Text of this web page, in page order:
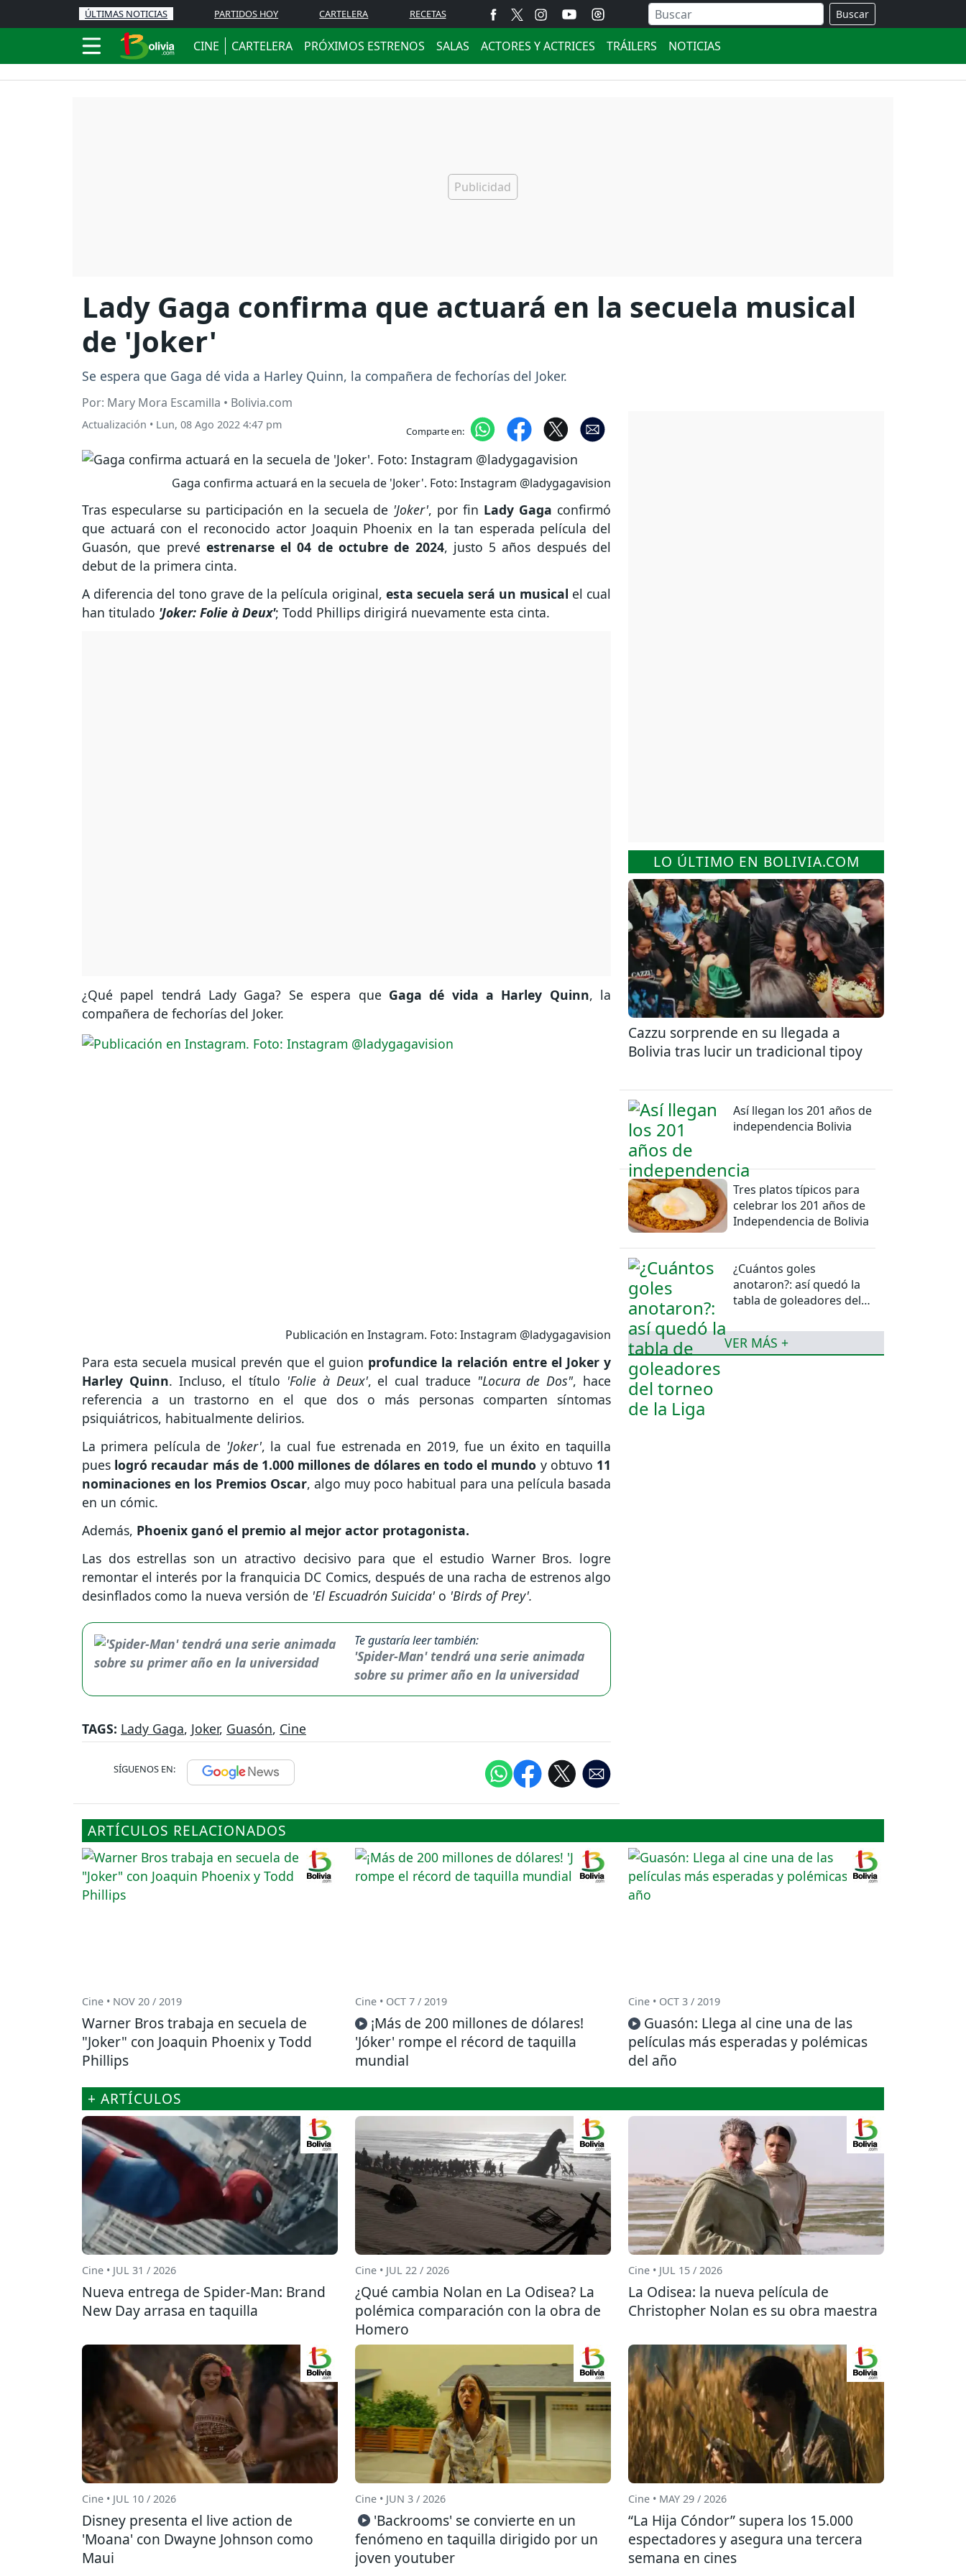
ÚLTIMAS NOTICIAS PARTIDOS HOY CARTELERA RECETAS Buscar
CINE CARTELERA PRÓXIMOS ESTRENOS SALAS ACTORES Y ACTRICES TRÁILERS NOTICIAS
Lady Gaga confirma que actuará en la secuela musical
de 'Joker'
Se espera que Gaga dé vida a Harley Quinn, la compañera de fechorías del Joker.
Por: Mary Mora Escamilla • Bolivia.com
Actualización • Lun, 08 Ago 2022 4:47 pm Comparte en:
Gaga confirma actuará en la secuela de 'Joker'. Foto: Instagram @ladygagavision
Tras especularse su participación en la secuela de 'Joker', por fin Lady Gaga confirmó
que actuará con el reconocido actor Joaquin Phoenix en la tan esperada película del
Guasón, que prevé estrenarse el 04 de octubre de 2024, justo 5 años después del
debut de la primera cinta.
A diferencia del tono grave de la película original, esta secuela será un musical el cual
han titulado 'Joker: Folie à Deux'; Todd Phillips dirigirá nuevamente esta cinta.
¿Qué papel tendrá Lady Gaga? Se espera que Gaga dé vida a Harley Quinn, la
compañera de fechorías del Joker.
Publicación en Instagram. Foto: Instagram @ladygagavision
Para esta secuela musical prevén que el guion profundice la relación entre el Joker y
Harley Quinn. Incluso, el título 'Folie à Deux', el cual traduce "Locura de Dos", hace
referencia a un trastorno en el que dos o más personas comparten síntomas
psiquiátricos, habitualmente delirios.
La primera película de 'Joker', la cual fue estrenada en 2019, fue un éxito en taquilla
pues logró recaudar más de 1.000 millones de dólares en todo el mundo y obtuvo 11
nominaciones en los Premios Oscar, algo muy poco habitual para una película basada
en un cómic.
Además, Phoenix ganó el premio al mejor actor protagonista.
Las dos estrellas son un atractivo decisivo para que el estudio Warner Bros. logre
remontar el interés por la franquicia DC Comics, después de una racha de estrenos algo
desinflados como la nueva versión de 'El Escuadrón Suicida' o 'Birds of Prey'.
Te gustaría leer también:
'Spider-Man' tendrá una serie animada
sobre su primer año en la universidad
TAGS: Lady Gaga, Joker, Guasón, Cine
SÍGUENOS EN:
LO ÚLTIMO EN BOLIVIA.COM
Cazzu sorprende en su llegada a
Bolivia tras lucir un tradicional tipoy
Así llegan los 201 años de
independencia Bolivia
Tres platos típicos para
celebrar los 201 años de
Independencia de Bolivia
¿Cuántos goles
anotaron?: así quedó la
tabla de goleadores del
VER MÁS +
ARTÍCULOS RELACIONADOS
Cine • NOV 20 / 2019
Warner Bros trabaja en secuela de
"Joker" con Joaquin Phoenix y Todd
Phillips
Cine • OCT 7 / 2019
¡Más de 200 millones de dólares!
'Jóker' rompe el récord de taquilla
mundial
Cine • OCT 3 / 2019
Guasón: Llega al cine una de las
películas más esperadas y polémicas
del año
+ ARTÍCULOS
Cine • JUL 31 / 2026
Nueva entrega de Spider-Man: Brand
New Day arrasa en taquilla
Cine • JUL 22 / 2026
¿Qué cambia Nolan en La Odisea? La
polémica comparación con la obra de
Homero
Cine • JUL 15 / 2026
La Odisea: la nueva película de
Christopher Nolan es su obra maestra
Cine • JUL 10 / 2026
Disney presenta el live action de
'Moana' con Dwayne Johnson como
Maui
Cine • JUN 3 / 2026
'Backrooms' se convierte en un
fenómeno en taquilla dirigido por un
joven youtuber
Cine • MAY 29 / 2026
“La Hija Cóndor” supera los 15.000
espectadores y asegura una tercera
semana en cines